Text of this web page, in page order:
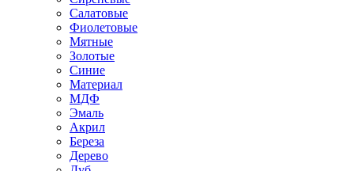
Салатовые
Фиолетовые
Мятные
Золотые
Синие
Материал
МДФ
Эмаль
Акрил
Береза
Дерево